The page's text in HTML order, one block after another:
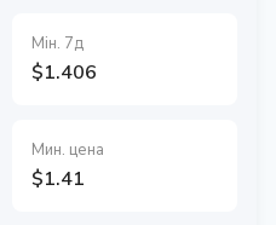
Мін. 7д
$1.406
Мин. цена
$1.41